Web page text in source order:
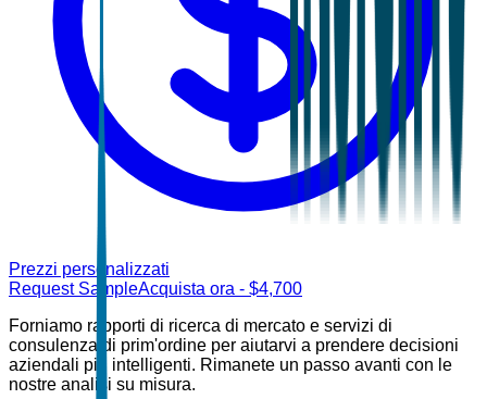
Prezzi personalizzati
Request SampleAcquista ora - $4,700
Forniamo rapporti di ricerca di mercato e servizi di
consulenza di prim'ordine per aiutarvi a prendere decisioni
aziendali più intelligenti. Rimanete un passo avanti con le
nostre analisi su misura.